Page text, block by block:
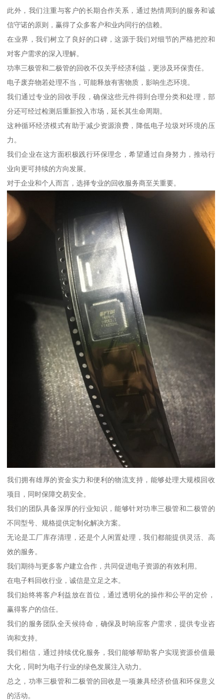
此外，我们注重与客户的长期合作关系，通过热情周到的服务和诚
信守诺的原则，赢得了众多客户和业内同行的信赖。
在业界，我们树立了良好的口碑，这源于我们对细节的严格把控和
对客户需求的深入理解。
功率三极管和二极管的回收不仅关乎经济利益，更涉及环保责任。
电子废弃物若处理不当，可能释放有害物质，影响生态环境。
我们通过专业的回收手段，确保这些元件得到合理分类和处理，部
分还可经过检测后重新投入市场，延长其生命周期。
这种循环经济模式有助于减少资源浪费，降低电子垃圾对环境的压
力。
我们企业在这方面积极践行环保理念，希望通过自身努力，推动行
业向更可持续的方向发展。
对于企业和个人而言，选择专业的回收服务商至关重要。
我们拥有雄厚的资金实力和便利的物流支持，能够处理大规模回收
项目，同时保障交易安全。
我们的团队具备深厚的行业知识，能够针对功率三极管和二极管的
不同型号、规格提供定制化解决方案。
无论是工厂库存清理，还是个人闲置处理，我们都能提供灵活、高
效的服务。
我们期待与更多客户建立合作，共同促进电子资源的有效利用。
在电子料回收行业，诚信是立足之本。
我们始终将客户利益放在首位，通过透明化的操作和公平的定价，
赢得客户的信任。
我们的服务团队全天候待命，确保及时响应客户需求，提供专业咨
询和支持。
我们相信，通过持续优化服务，我们能够帮助客户实现资源价值最
大化，同时为电子行业的绿色发展注入动力。
总之，功率三极管和二极管的回收是一项兼具经济价值和环保意义
的活动。